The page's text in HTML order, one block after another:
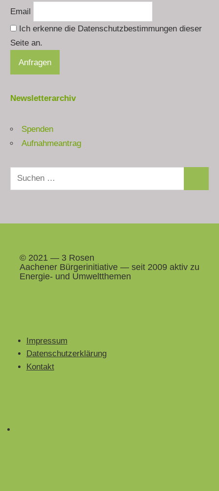
Email
Ich erkenne die Datenschutzbestimmungen dieser
Seite an.
Newsletterarchiv
Spenden
Aufnahmeantrag
Suchen
nach:
© 2021 — 3 Rosen
Aach­en­er Bürg­erini­tia­tive — seit 2009 aktiv zu
Energie- und Umweltthemen
Impressum
Datenschutzerklärung
Kontakt